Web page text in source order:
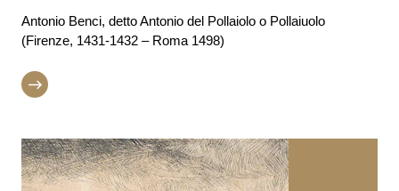
Antonio Benci, detto Antonio del Pollaiolo o Pollaiuolo
(Firenze, 1431-1432 – Roma 1498)